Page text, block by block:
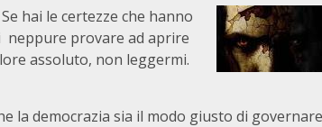
hai le certezze che hanno
neppure provare ad aprire
assoluto, non leggermi.
la democrazia sia il modo giusto di governare